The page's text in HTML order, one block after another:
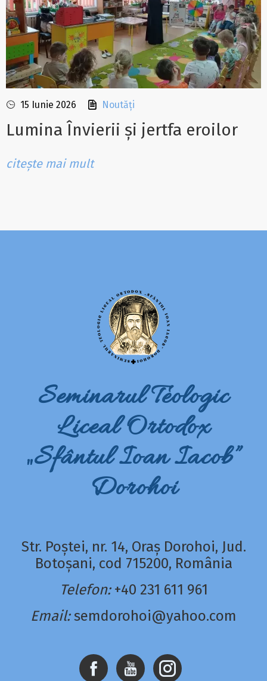
15 Iunie 2026 Noutăți
Lumina Învierii și jertfa eroilor
citește mai mult
Seminarul Teologic
Liceal Ortodox
„Sfântul Ioan Iacob”
Dorohoi
Str. Poștei, nr. 14, Oraș Dorohoi, Jud.
Botoșani, cod 715200, România
Telefon: +40 231 611 961
Email: semdorohoi@yahoo.com